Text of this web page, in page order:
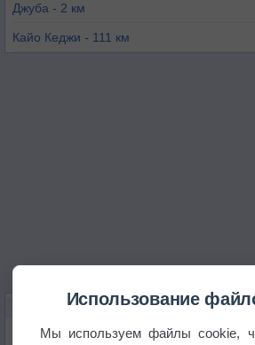
Джуба - 2 км
Кайо Кеджи - 111 км
КАРТЫ ПОГОДЫ В ДЖУБЕ
Температура
Использование
Мы используем файлы cookie,